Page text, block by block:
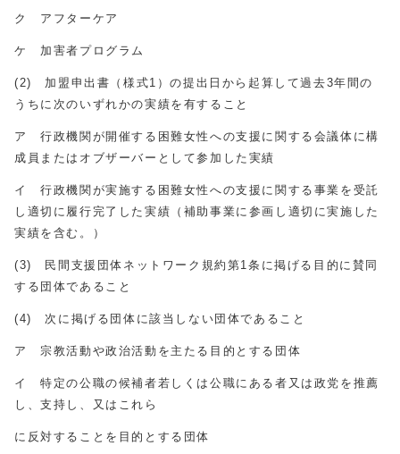
ク アフターケア
ケ 加害者プログラム
(2) 加盟申出書（様式1）の提出日から起算して過去3年間の
うちに次のいずれかの実績を有すること
ア 行政機関が開催する困難女性への支援に関する会議体に構
成員またはオブザーバーとして参加した実績
イ 行政機関が実施する困難女性への支援に関する事業を受託
し適切に履行完了した実績（補助事業に参画し適切に実施した
実績を含む。）
(3) 民間支援団体ネットワーク規約第1条に掲げる目的に賛同
する団体であること
(4) 次に掲げる団体に該当しない団体であること
ア 宗教活動や政治活動を主たる目的とする団体
イ 特定の公職の候補者若しくは公職にある者又は政党を推薦
し、支持し、又はこれら
に反対することを目的とする団体